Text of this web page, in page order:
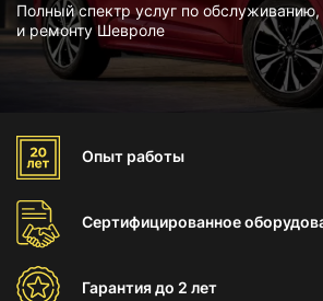
Полный спектр услуг по обслуживанию,
и ремонту Шевроле
Опыт работы
Сертифицированное
Гарантиядо 2 лет